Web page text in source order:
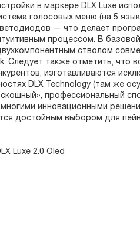
в маркере DLX Luxe
голосовых меню (на 5
— что делает
процессом. В
стволом
Следует также отметить, что
изготавливаются
DLX Technology (там же
профессиональный
многими инновационными
достойным выбором для
Luxe 2.0 Oled